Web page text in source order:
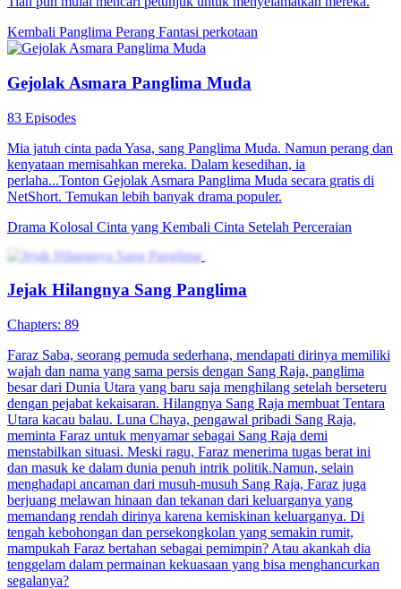
Kembali Panglima Perang Fantasi perkotaan
Gejolak Asmara Panglima Muda
83 Episodes
Mia jatuh cinta pada Yasa, sang Panglima Muda. Namun perang dan
kenyataan memisahkan mereka. Dalam kesedihan, ia
perlaha...Tonton Gejolak Asmara Panglima Muda secara gratis di
NetShort. Temukan lebih banyak drama populer.
Drama Kolosal Cinta yang Kembali Cinta Setelah Perceraian
Jejak Hilangnya Sang Panglima
Chapters: 89
Faraz Saba, seorang pemuda sederhana, mendapati dirinya memiliki
wajah dan nama yang sama persis dengan Sang Raja, panglima
besar dari Dunia Utara yang baru saja menghilang setelah berseteru
dengan pejabat kekaisaran. Hilangnya Sang Raja membuat Tentara
Utara kacau balau. Luna Chaya, pengawal pribadi Sang Raja,
meminta Faraz untuk menyamar sebagai Sang Raja demi
menstabilkan situasi. Meski ragu, Faraz menerima tugas berat ini
dan masuk ke dalam dunia penuh intrik politik.Namun, selain
menghadapi ancaman dari musuh-musuh Sang Raja, Faraz juga
berjuang melawan hinaan dan tekanan dari keluarganya yang
memandang rendah dirinya karena kemiskinan keluarganya. Di
tengah kebohongan dan persekongkolan yang semakin rumit,
mampukah Faraz bertahan sebagai pemimpin? Atau akankah dia
tenggelam dalam permainan kekuasaan yang bisa menghancurkan
segalanya?